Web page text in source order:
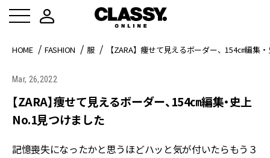
HOME FASHION 服 【ZARA】痩せて見えるボーダー、154㎝編集
Mar, 26,2022
【ZARA】痩せて見えるボーダー、154㎝編集・史上
No.1見つけました
記憶喪失になったかと思うほどハッと気が付いたらもう３